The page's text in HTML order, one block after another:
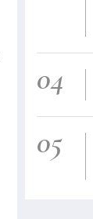
04
05